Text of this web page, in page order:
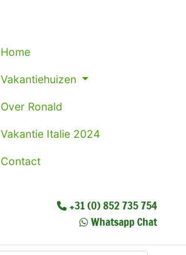
Home
Vakantiehuizen
Over Ronald
Vakantie Italie 2024
Contact
+31 (0) 852 735 754
Whatsapp Chat